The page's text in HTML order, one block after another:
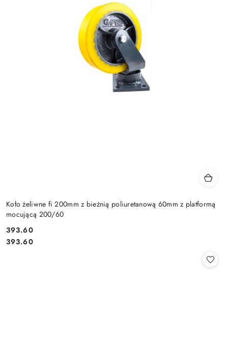
Koło żeliwne fi 200mm z bieżnią poliuretanową 60mm z platformą
mocującą 200/60
Cena:
393.60
Cena:
393.60